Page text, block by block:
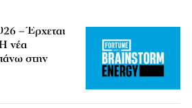
– Έρχεται
νέα
στην